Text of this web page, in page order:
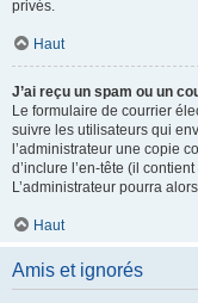
privés.
Haut
J’ai reçu un spam ou un
Le formulaire de courrier
suivre les utilisateurs qui
l’administrateur une copie
d’inclure l’en-tête (il
L’administrateur pourra
Haut
Amis et ignorés